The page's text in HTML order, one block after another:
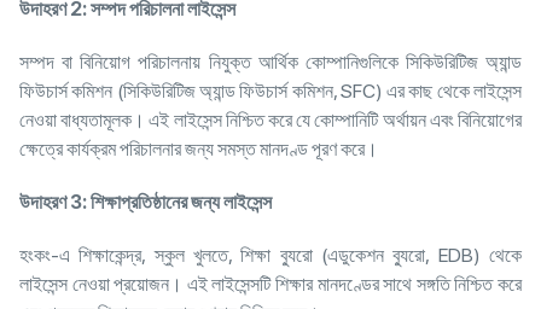
উদাহরণ2:সম্পদ পরিচালনা লাইসেন্স
সম্পদ বা বিনিয়োগ পরিচালনায় নিযুক্ত আর্থিক কোম্পানিগুলিকে সিকিউরিটিজ অ্যান্ড
ফিউচার্স কমিশন (সিকিউরিটিজ অ্যান্ড ফিউচার্স কমিশন, SFC) এর কাছ থেকে লাইসেন্স
নেওয়া বাধ্যতামূলক। এই লাইসেন্স নিশ্চিত করে যে কোম্পানিটি অর্থায়ন এবং বিনিয়োগের
ক্ষেত্রে কার্যক্রম পরিচালনার জন্য সমস্ত মানদণ্ড পূরণ করে।
উদাহরণ3:শিক্ষাপ্রতিষ্ঠানের জন্য লাইসেন্স
হংকং-এ শিক্ষাকেন্দ্র, স্কুল খুলতে, শিক্ষা ব্যুরো (এডুকেশন ব্যুরো, EDB) থেকে
লাইসেন্স নেওয়া প্রয়োজন। এই লাইসেন্সটি শিক্ষার মানদণ্ডের সাথে সঙ্গতি নিশ্চিত করে